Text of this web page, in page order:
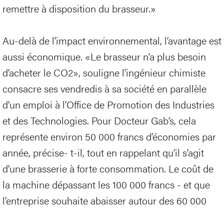
remettre à disposition du brasseur.»
Au-delà de l’impact environnemental, l’avantage est
aussi économique. «Le brasseur n’a plus besoin
d’acheter le CO2», souligne l’ingénieur chimiste
consacre ses vendredis à sa société en parallèle
d’un emploi à l’Office de Promotion des Industries
et des Technologies. Pour Docteur Gab’s, cela
représente environ 50 000 francs d’économies par
année, précise- t-il, tout en rappelant qu’il s’agit
d’une brasserie à forte consommation. Le coût de
la machine dépassant les 100 000 francs - et que
l’entreprise souhaite abaisser autour des 60 000